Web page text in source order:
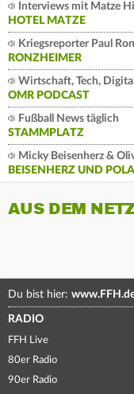
Interviews mit Matze
HOTEL MATZE
Kriegsreporter Paul
RONZHEIMER
Wirtschaft, Tech, Digital
OMR PODCAST
Fußball News täglich
STAMMPLATZ
Micky Beisenherz &
BEISENHERZ UND
AUS DEM
Du bist hier:
RADIO
FFH Live
80er Radio
90er Radio